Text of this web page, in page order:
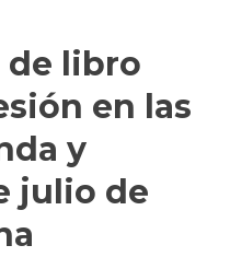
de libro
en las
y
julio de